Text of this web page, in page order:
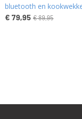
bluetooth en
€ 79,95 € 89,95